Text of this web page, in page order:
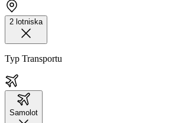
2 lotniska
Typ Transportu
Samolot